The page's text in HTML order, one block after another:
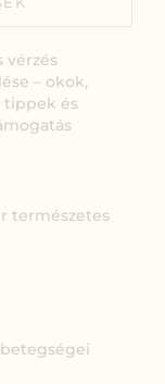
vérzés
– okok,
tippek és
természetes